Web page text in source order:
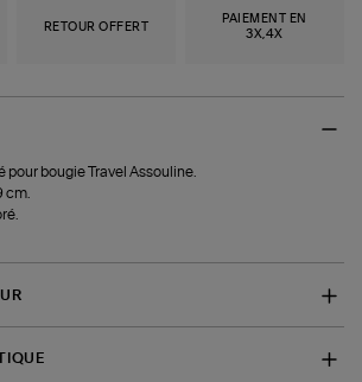
RETOUR OFFERT
PAIEMENT EN
3X,4X
pour bougie Travel Assouline.
cm.